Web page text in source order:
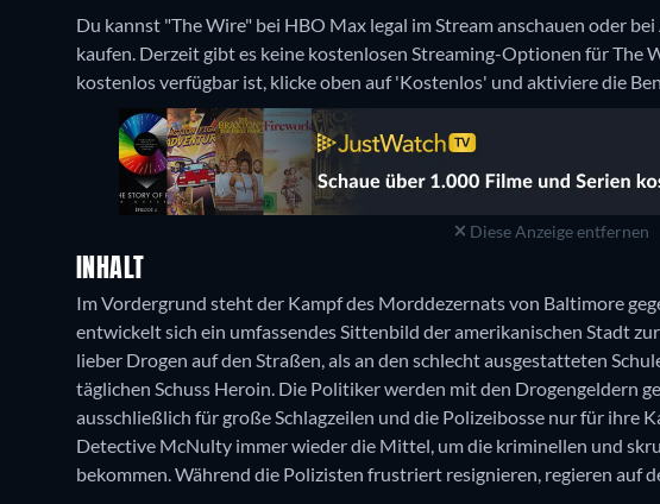
Du kannst "The Wire" bei HBO Max legal im Stream anschauen oder
kaufen. Derzeit gibt es keine kostenlosen Streaming-Optionen für The
kostenlos verfügbar ist, klicke oben auf 'Kostenlos' und aktiviere die
Diese Anzeige entfernen
INHALT
Im Vordergrund steht der Kampf des Morddezernats von Baltimore
entwickelt sich ein umfassendes Sittenbild der amerikanischen Stadt
lieber Drogen auf den Straßen, als an den schlecht ausgestatteten
täglichen Schuss Heroin. Die Politiker werden mit den Drogengeldern
ausschließlich für große Schlagzeilen und die Polizeibosse nur für ihre
Detective McNulty immer wieder die Mittel, um die kriminellen und
bekommen. Während die Polizisten frustriert resignieren, regieren auf